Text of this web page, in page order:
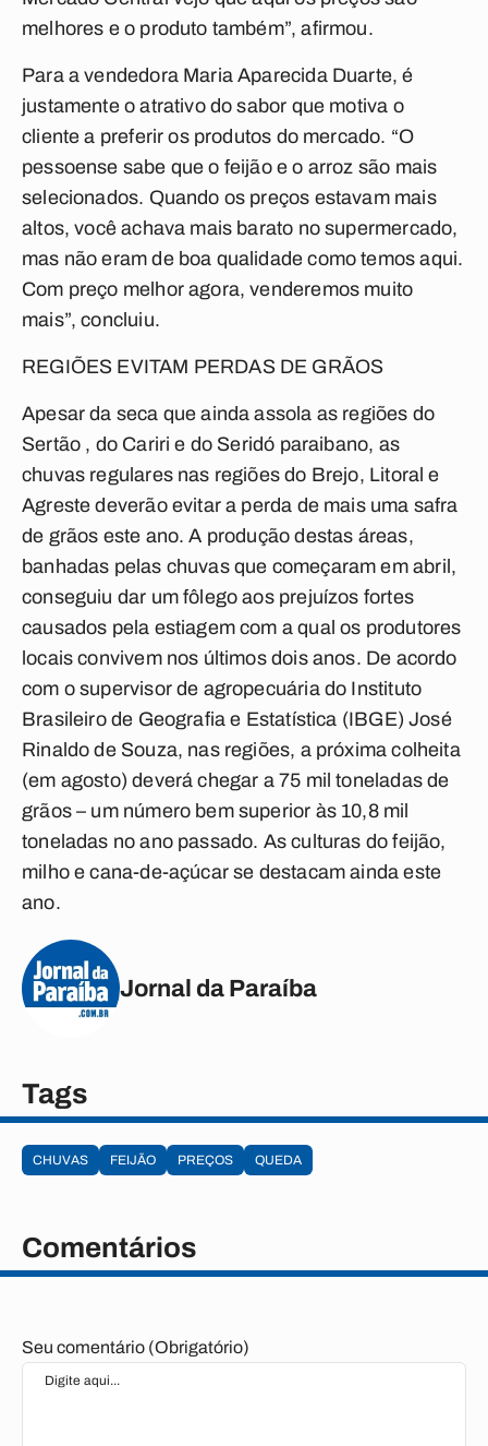
melhores e o produto também”, afirmou.
Para a vendedora Maria Aparecida Duarte, é
justamente o atrativo do sabor que motiva o
cliente a preferir os produtos do mercado. “O
pessoense sabe que o feijão e o arroz são mais
selecionados. Quando os preços estavam mais
altos, você achava mais barato no supermercado,
mas não eram de boa qualidade como temos aqui.
Com preço melhor agora, venderemos muito
mais”, concluiu.
REGIÕES EVITAM PERDAS DE GRÃOS
Apesar da seca que ainda assola as regiões do
Sertão , do Cariri e do Seridó paraibano, as
chuvas regulares nas regiões do Brejo, Litoral e
Agreste deverão evitar a perda de mais uma safra
de grãos este ano. A produção destas áreas,
banhadas pelas chuvas que começaram em abril,
conseguiu dar um fôlego aos prejuízos fortes
causados pela estiagem com a qual os produtores
locais convivem nos últimos dois anos. De acordo
com o supervisor de agropecuária do Instituto
Brasileiro de Geografia e Estatística (IBGE) José
Rinaldo de Souza, nas regiões, a próxima colheita
(em agosto) deverá chegar a 75 mil toneladas de
grãos – um número bem superior às 10,8 mil
toneladas no ano passado. As culturas do feijão,
milho e cana-de-açúcar se destacam ainda este
ano.
Jornal da Paraíba
Tags
CHUVAS FEIJÃO PREÇOS QUEDA
Comentários
Seu comentário (Obrigatório)